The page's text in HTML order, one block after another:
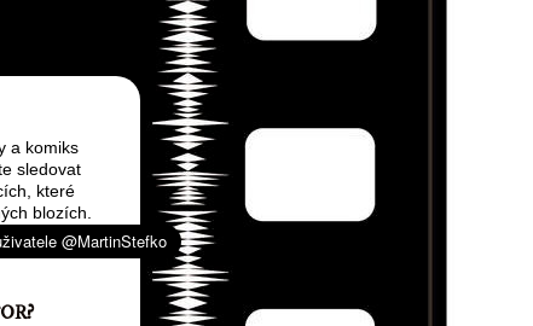
a komiks
sledovat
které
blozích.